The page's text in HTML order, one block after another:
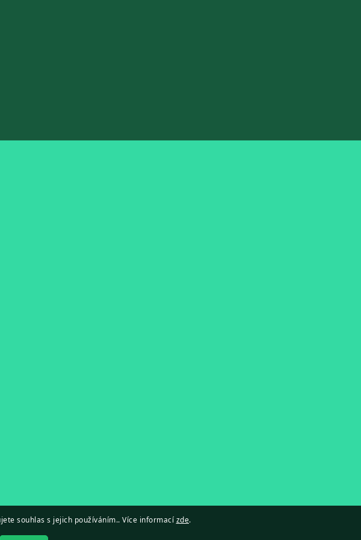
souhlas s jejich používáním.. Více informací zde.